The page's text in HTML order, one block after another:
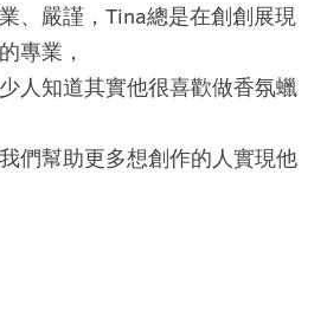
、嚴謹，Tina總是在創創展現
專業，
人知道其實他很喜歡做香氛蠟
們幫助更多想創作的人實現他